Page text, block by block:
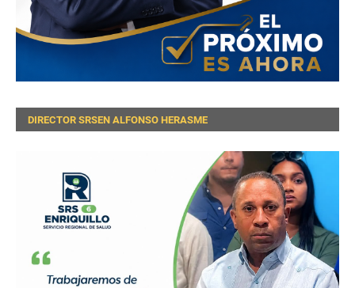
DIRECTOR SRSEN ALFONSO HERASME